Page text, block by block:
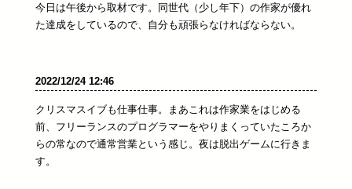
今日は午後から取材です。同世代（少し年下）の作家が優れ
た達成をしているので、自分も頑張らなければならない。
2022/12/24 12:46
クリスマスイブも仕事仕事。まあこれは作家業をはじめる
前、フリーランスのプログラマーをやりまくっていたころか
らの常なので通常営業という感じ。夜は脱出ゲームに行きま
す。